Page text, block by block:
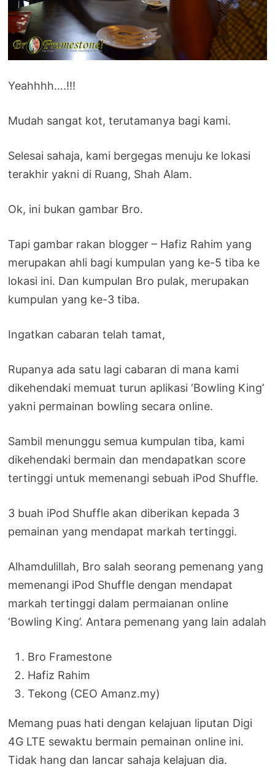
Yeahhhh….!!!
Mudah sangat kot, terutamanya bagi kami.
Selesai sahaja, kami bergegas menuju ke lokasi
terakhir yakni di Ruang, Shah Alam.
Ok, ini bukan gambar Bro.
Tapi gambar rakan blogger – Hafiz Rahim yang
merupakan ahli bagi kumpulan yang ke-5 tiba ke
lokasi ini. Dan kumpulan Bro pulak, merupakan
kumpulan yang ke-3 tiba.
Ingatkan cabaran telah tamat,
Rupanya ada satu lagi cabaran di mana kami
dikehendaki memuat turun aplikasi ‘Bowling King’
yakni permainan bowling secara online.
Sambil menunggu semua kumpulan tiba, kami
dikehendaki bermain dan mendapatkan score
tertinggi untuk memenangi sebuah iPod Shuffle.
3 buah iPod Shuffle akan diberikan kepada 3
pemainan yang mendapat markah tertinggi.
Alhamdulillah, Bro salah seorang pemenang yang
memenangi iPod Shuffle dengan mendapat
markah tertinggi dalam permaianan online
‘Bowling King’. Antara pemenang yang lain adalah
Bro Framestone
Hafiz Rahim
Tekong (CEO Amanz.my)
Memang puas hati dengan kelajuan liputan Digi
4G LTE sewaktu bermain pemainan online ini.
Tidak hang dan lancar sahaja kelajuan dia.